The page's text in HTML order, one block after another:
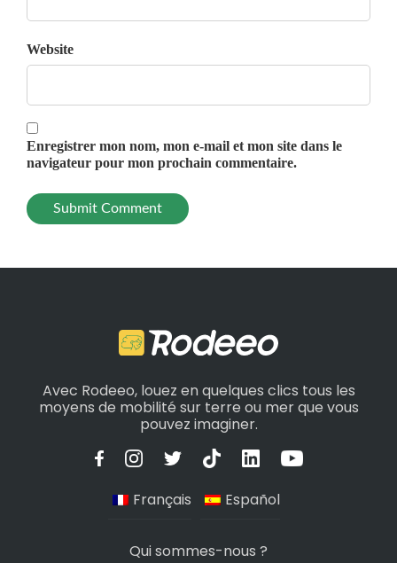
Website
Enregistrer mon nom, mon e-mail et mon site dans le
navigateur pour mon prochain commentaire.
Avec Rodeeo, louez en quelques clics tous les
moyens de mobilité sur terre ou mer que vous
pouvez imaginer.
Français Español
Qui sommes-nous ?